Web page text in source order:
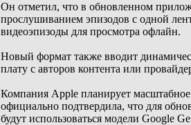
Он отметил, что в обновленном
прослушиванием эпизодов с одной
видеоэпизоды для просмотра офлайн.
Новый формат также вводит
плату с авторов контента или
Компания Apple планирует
официально подтвердила, что для
будут использоваться модели Google